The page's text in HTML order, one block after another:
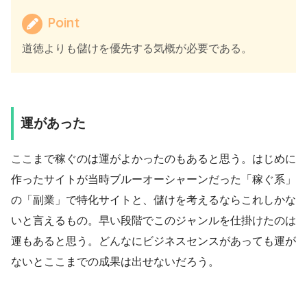
Point
道徳よりも儲けを優先する気概が必要である。
運があった
ここまで稼ぐのは運がよかったのもあると思う。はじめに
作ったサイトが当時ブルーオーシャーンだった「稼ぐ系」
の「副業」で特化サイトと、儲けを考えるならこれしかな
いと言えるもの。早い段階でこのジャンルを仕掛けたのは
運もあると思う。どんなにビジネスセンスがあっても運が
ないとここまでの成果は出せないだろう。